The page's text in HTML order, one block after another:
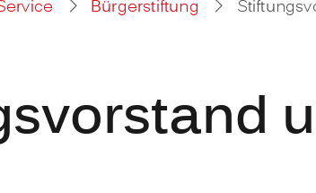
Bürgerstiftung